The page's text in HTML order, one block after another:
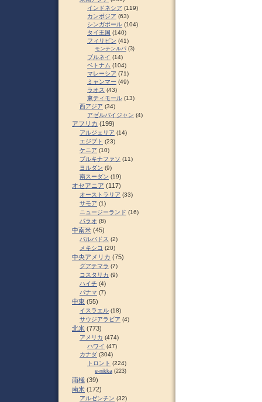
インドネシア (119)
カンボジア (63)
シンガポール (104)
タイ王国 (140)
フィリピン (41)
モンテンルパ (3)
ブルネイ (14)
ベトナム (104)
マレーシア (71)
ミャンマー (49)
ラオス (43)
東ティモール (13)
西アジア (34)
アゼルバイジャン (4)
アフリカ (199)
アルジェリア (14)
エジプト (23)
ケニア (10)
ブルキナファソ (11)
ヨルダン (9)
南スーダン (19)
オセアニア (117)
オーストラリア (33)
サモア (1)
ニュージーランド (16)
パラオ (8)
中南米 (45)
バルバドス (2)
メキシコ (20)
中央アメリカ (75)
グアテマラ (7)
コスタリカ (9)
ハイチ (4)
パナマ (7)
中東 (55)
イスラエル (18)
サウジアラビア (4)
北米 (773)
アメリカ (474)
ハワイ (47)
カナダ (304)
トロント (224)
e-nikka (223)
南極 (39)
南米 (172)
アルゼンチン (32)